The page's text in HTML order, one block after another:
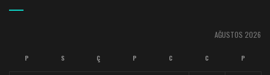
AĞUSTOS 2026
P S Ç P C C P